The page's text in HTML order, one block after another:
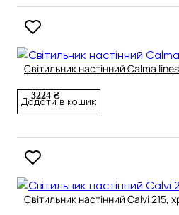
Світильник настінний Calma
3224 ₴
Додати в кошик
Світильник настінний Calvi 215,